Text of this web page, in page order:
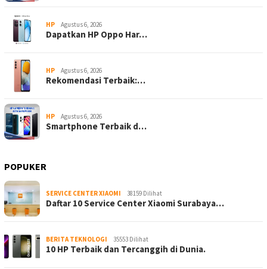
HP Agustus 6, 2026
Dapatkan HP Oppo Har…
HP Agustus 6, 2026
Rekomendasi Terbaik:…
HP Agustus 6, 2026
Smartphone Terbaik d…
POPUKER
SERVICE CENTER XIAOMI 38159 Dilihat
Daftar 10 Service Center Xiaomi Surabaya…
BERITA TEKNOLOGI 35553 Dilihat
10 HP Terbaik dan Tercanggih di Dunia.